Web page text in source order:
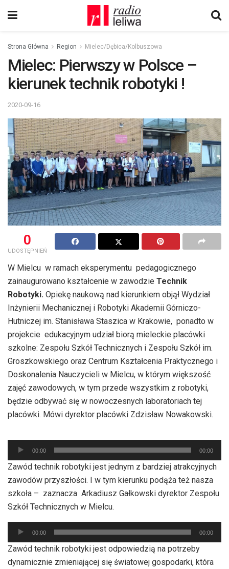
Strona Główna Region Mielec/Dębica/Kolbuszowa
Mielec: Pierwszy w Polsce –
kierunek technik robotyki !
2020-09-16
0
UDOSTĘPNIEŃ
W Mielcu w ramach eksperymentu pedagogicznego
zainaugurowano kształcenie w zawodzie Technik
Robotyki. Opiekę naukową nad kierunkiem objął Wydział
Inżynierii Mechanicznej i Robotyki Akademii Górniczo-
Hutniczej im. Stanisława Staszica w Krakowie, ponadto w
projekcie edukacyjnym udział biorą mieleckie placówki
szkolne: Zespołu Szkół Technicznych i Zespołu Szkół im.
Groszkowskiego oraz Centrum Kształcenia Praktycznego i
Doskonalenia Nauczycieli w Mielcu, w którym większość
zajęć zawodowych, w tym przede wszystkim z robotyki,
będzie odbywać się w nowoczesnych laboratoriach tej
placówki. Mówi dyrektor placówki Zdzisław Nowakowski.
Odtwarzacz
plików
dźwiękowych
00:00 00:00
Zawód technik robotyki jest jednym z bardziej atrakcyjnych
zawodów przyszłości. I w tym kierunku podąża też nasza
szkoła – zaznacza Arkadiusz Gałkowski dyrektor Zespołu
Szkół Technicznych w Mielcu.
Odtwarzacz
plików
dźwiękowych
00:00 00:00
Zawód technik robotyki jest odpowiedzią na potrzeby
dynamicznie zmieniającej się światowej gospodarki, która